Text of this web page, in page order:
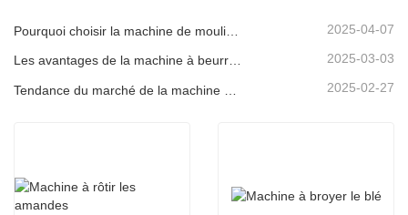
2025-04-07
Les avantages de la machine à beurre d'arachide en pierre 2025-03-03
2025-02-27